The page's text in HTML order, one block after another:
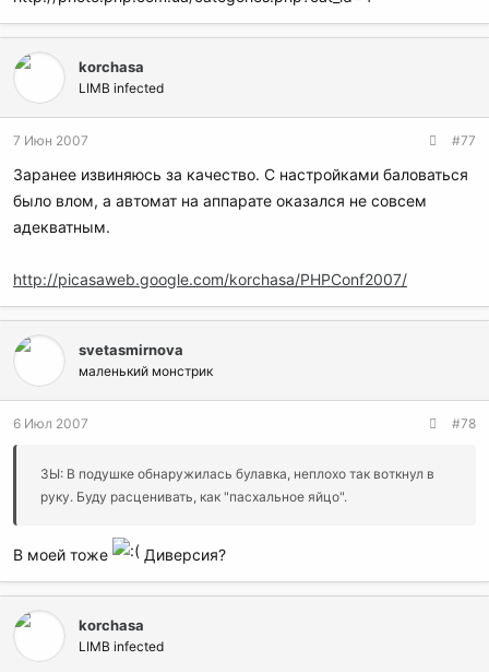
korchasa
LIMB infected
7 Июн 2007 #77
Заранее извиняюсь за качество. С настройками баловаться
было влом, а автомат на аппарате оказался не совсем
адекватным.
http://picasaweb.google.com/korchasa/PHPConf2007/
svetasmirnova
маленький монстрик
6 Июл 2007 #78
ЗЫ: В подушке обнаружилась булавка, неплохо так воткнул в
руку. Буду расценивать, как "пасхальное яйцо".
В моей тоже Диверсия?
korchasa
LIMB infected